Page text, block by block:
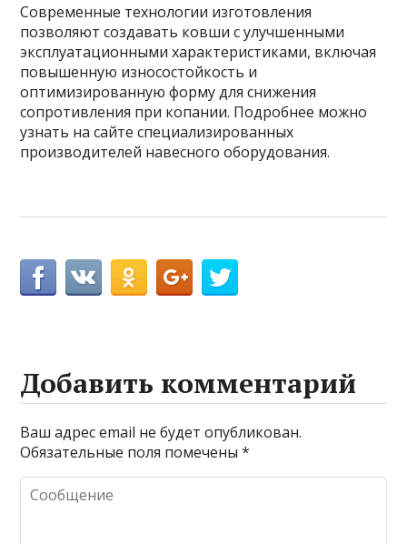
Современные технологии изготовления
позволяют создавать ковши с улучшенными
эксплуатационными характеристиками, включая
повышенную износостойкость и
оптимизированную форму для снижения
сопротивления при копании. Подробнее можно
узнать на сайте специализированных
производителей навесного оборудования.
Добавить комментарий
Ваш адрес email не будет опубликован.
Обязательные поля помечены*